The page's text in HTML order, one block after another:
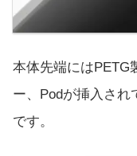
本体先端にはPETG
ー、Podが挿入され
です。